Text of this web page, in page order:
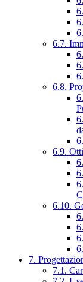
6.7.
6.8.
6.9.
6.10.
7.
7.1.